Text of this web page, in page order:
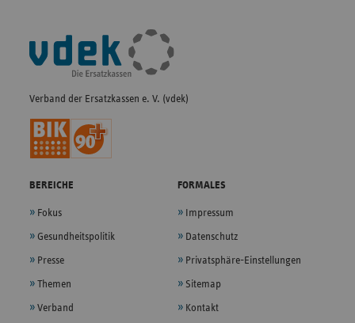
Fußleisten-
Navigation
Verband der Ersatzkassen e. V. (vdek)
BEREICHE
Fokus
Gesundheitspolitik
Presse
Themen
Verband
FORMALES
Impressum
Datenschutz
Privatsphäre-Einstellungen
Sitemap
Kontakt